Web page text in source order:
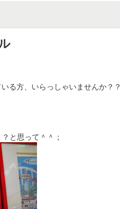
る方、いらっしゃいませんか？？
と思って＾＾；